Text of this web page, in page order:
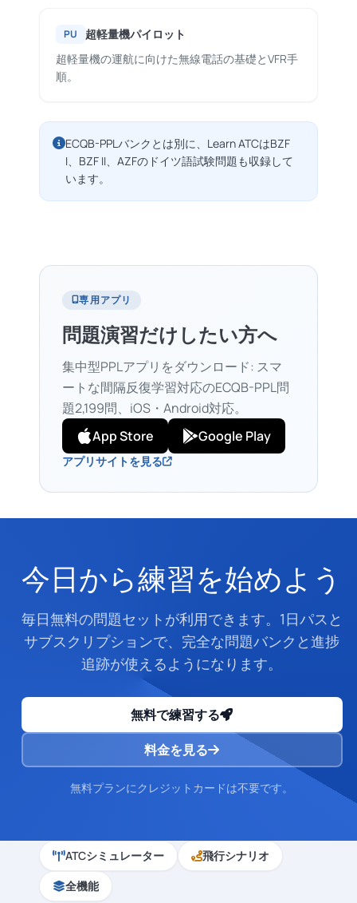
PU
超軽量機パイロット
超軽量機の運航に向けた無線電話の基礎とVFR手
順。
ECQB-PPLバンクとは別に、Learn ATCはBZF
I、BZF II、AZFのドイツ語試験問題も収録して
います。
専用アプリ
問題演習だけしたい方へ
集中型PPLアプリをダウンロード: スマ
ートな間隔反復学習対応のECQB-PPL問
題2,199問、iOS・Android対応。
App Store
Google Play
アプリサイトを見る
今日から練習を始めよう
毎日無料の問題セットが利用できます。1日パスと
サブスクリプションで、完全な問題バンクと進捗
追跡が使えるようになります。
無料で練習する
料金を見る
無料プランにクレジットカードは不要です。
ATCシミュレーター
飛行シナリオ
全機能